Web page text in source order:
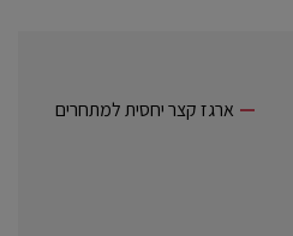
ארגז קצר יחסית למתחרים